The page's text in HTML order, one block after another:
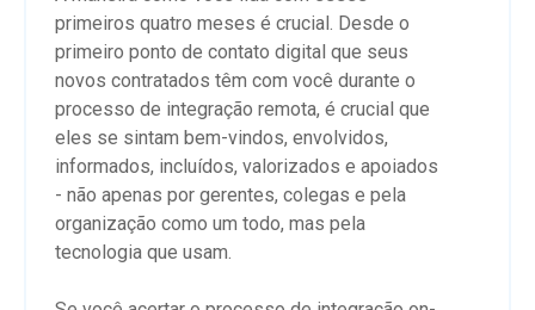
primeiros quatro meses é crucial. Desde o
primeiro ponto de contato digital que seus
novos contratados têm com você durante o
processo de integração remota, é crucial que
eles se sintam bem-vindos, envolvidos,
informados, incluídos, valorizados e apoiados
- não apenas por gerentes, colegas e pela
organização como um todo, mas pela
tecnologia que usam.